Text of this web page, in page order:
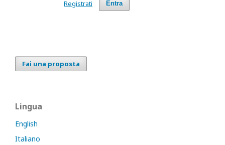
Entra
Registrati
Fai una proposta
Lingua
English
Italiano